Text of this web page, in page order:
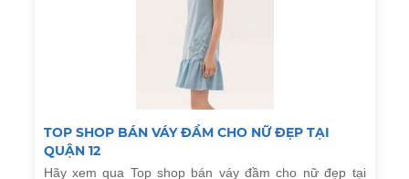
TOP SHOP BÁN VÁY ĐẦM CHO NỮ ĐẸP TẠI
QUẬN 12
Hãy xem qua Top shop bán váy đầm cho nữ đẹp tại